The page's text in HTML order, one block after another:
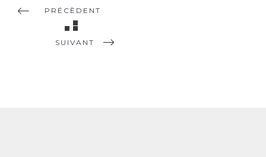
PRÉCÈDENT
SUIVANT